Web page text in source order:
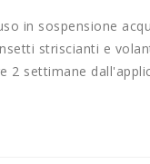
in sospensione
striscianti e
2 settimane